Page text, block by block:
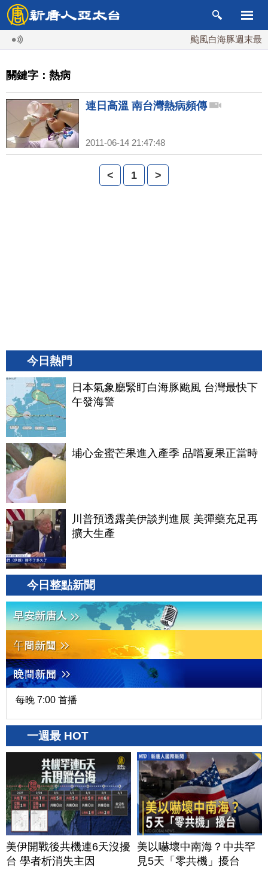
颱風白海豚週末最
關鍵字：熱病
連日高溫 南台灣熱病頻傳
2011-06-14 21:47:48
< 1 >
今日熱門
日本氣象廳緊盯白海豚颱風 台灣最快下
午發海警
埔心金蜜芒果進入產季 品嚐夏果正當時
川普預透露美伊談判進展 美彈藥充足再
擴大生產
今日整點新聞
每晚 7:00 首播
一週最 HOT
美伊開戰後共機連6天沒擾
台 學者析消失主因
美以嚇壞中南海？中共罕
見5天「零共機」擾台